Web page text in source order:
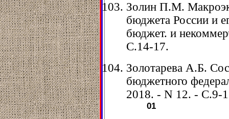
Золин П.М.
бюджета России и
бюджет. и
С.14-17.
Золотарева А.Б.
бюджетного
2018. - N 12. - С.9-
01